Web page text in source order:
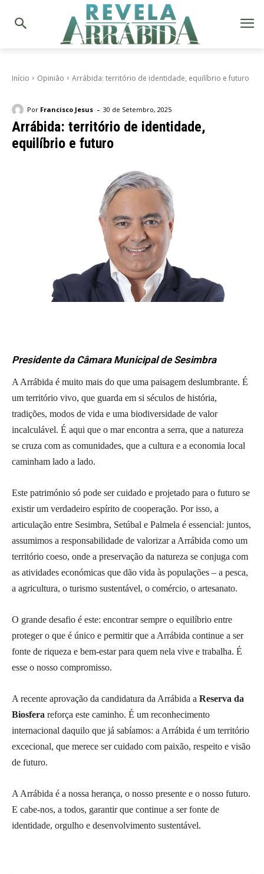
Início Opinião Arrábida: território de identidade, equilíbrio e futuro
Por Francisco Jesus - 30 de Setembro, 2025
Arrábida: território de identidade,
equilíbrio e futuro
Presidente da Câmara Municipal de Sesimbra
A Arrábida é muito mais do que uma paisagem deslumbrante. É
um território vivo, que guarda em si séculos de história,
tradições, modos de vida e uma biodiversidade de valor
incalculável. É aqui que o mar encontra a serra, que a natureza
se cruza com as comunidades, que a cultura e a economia local
caminham lado a lado.
Este património só pode ser cuidado e projetado para o futuro se
existir um verdadeiro espírito de cooperação. Por isso, a
articulação entre Sesimbra, Setúbal e Palmela é essencial: juntos,
assumimos a responsabilidade de valorizar a Arrábida como um
território coeso, onde a preservação da natureza se conjuga com
as atividades económicas que dão vida às populações – a pesca,
a agricultura, o turismo sustentável, o comércio, o artesanato.
O grande desafio é este: encontrar sempre o equilíbrio entre
proteger o que é único e permitir que a Arrábida continue a ser
fonte de riqueza e bem-estar para quem nela vive e trabalha. É
esse o nosso compromisso.
A recente aprovação da candidatura da Arrábida a Reserva da
Biosfera reforça este caminho. É um reconhecimento
internacional daquilo que já sabíamos: a Arrábida é um território
excecional, que merece ser cuidado com paixão, respeito e visão
de futuro.
A Arrábida é a nossa herança, o nosso presente e o nosso futuro.
E cabe-nos, a todos, garantir que continue a ser fonte de
identidade, orgulho e desenvolvimento sustentável.